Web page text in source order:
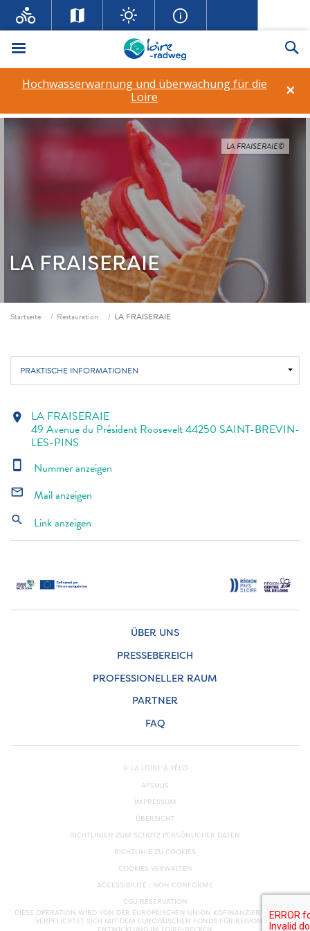
Menü
×
Hochwasserwarnung und überwachung für die
Loire
LA FRAISERAIE
LA FRAISERAIE©
Fil d'ariane
Startseite Restauration LA FRAISERAIE
PRAKTISCHE INFORMATIONEN
location_on LA FRAISERAIE
49 Avenue du Président Roosevelt 44250 SAINT-BREVIN-
LES-PINS
smartphone Nummer anzeigen
mail_outline Mail anzeigen
search Link anzeigen
ÜBER UNS
PRESSEBEREICH
PROFESSIONELLER RAUM
PARTNER
FAQ
© LA LOIRE À VÉLO
APSULIS
IMPRESSUM
ÜBERSICHT
RICHTLINIEN ZUM SCHUTZ PERSÖNLICHER DATEN
RICHTLINIE ZU COOKIES
COOKIES VERWALTEN
ACCESSIBILITÉ : NON CONFORME
CGU RÉSERVATION
DIESE OPERATION WIRD VON DER EUROPÄISCHEN UNION KOFINANZIERT. EUROPA
VERPFLICHTET SICH MIT DEM EUROPÄISCHEN FONDS FÜR REGIONALE
ENTWICKLUNG IM LOIRE-BECKEN